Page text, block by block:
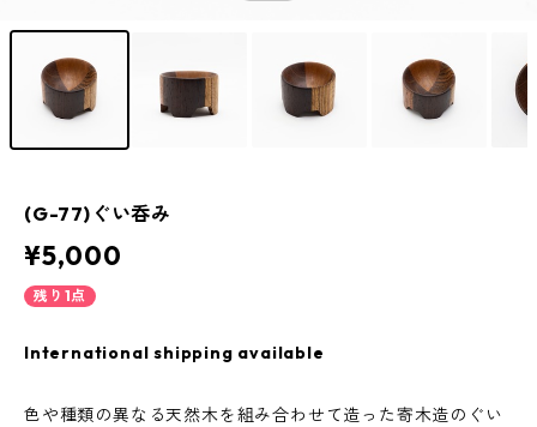
(G-77)ぐい呑み
¥5,000
残り1点
International shipping available
色や種類の異なる天然木を組み合わせて造った寄木造のぐい